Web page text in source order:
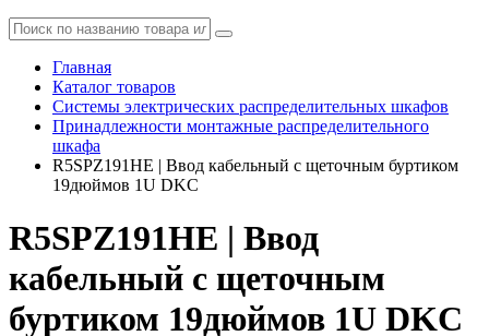
Главная
Каталог товаров
Системы электрических распределительных шкафов
Принадлежности монтажные распределительного
шкафа
R5SPZ191HE | Ввод кабельный с щеточным буртиком
19дюймов 1U DKC
R5SPZ191HE | Ввод
кабельный с щеточным
буртиком 19дюймов 1U DKC